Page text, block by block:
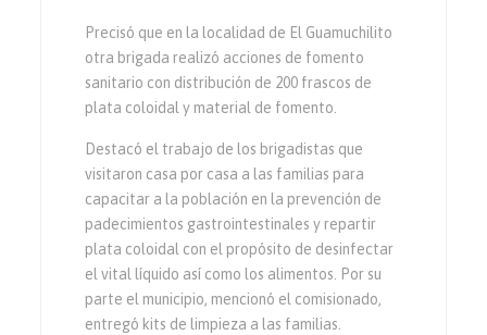
Precisó que en la localidad de El Guamuchilito
otra brigada realizó acciones de fomento
sanitario con distribución de 200 frascos de
plata coloidal y material de fomento.
Destacó el trabajo de los brigadistas que
visitaron casa por casa a las familias para
capacitar a la población en la prevención de
padecimientos gastrointestinales y repartir
plata coloidal con el propósito de desinfectar
el vital líquido así como los alimentos. Por su
parte el municipio, mencionó el comisionado,
entregó kits de limpieza a las familias.